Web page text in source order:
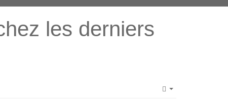
les derniers